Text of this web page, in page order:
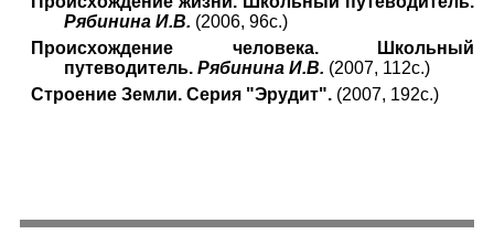
Рябинина И.В. (2006, 96с.)
Происхождение человека. Школьный
путеводитель. Рябинина И.В. (2007, 112с.)
Строение Земли. Серия "Эрудит". (2007, 192с.)